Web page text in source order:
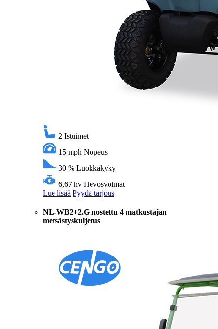
2 Istuimet
15 mph Nopeus
30 % Luokkakyky
6,67 hv Hevosvoimat
Lue lisää Pyydä tarjous
NL-WB2+2.G nostettu 4 matkustajan
metsästyskuljetus